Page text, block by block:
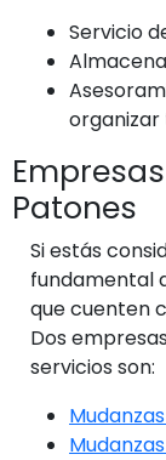
Servicio
organizar
Patones
Si estás
fundamental
que cuenten
Dos
servicios son: